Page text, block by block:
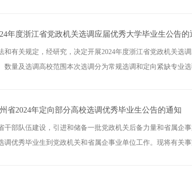
年度浙江省党政机关选调应届优秀大学毕业生公告的
和有关规定，经研究，决定开展2024年度浙江省党政机关选
数量及选调高校范围本次选调分为常规选调和定向紧缺专业
省2024年定向部分高校选调优秀毕业生公告的通知
干部队伍建设，引进和储备一批党政机关后备力量和省属企
调优秀毕业生到党政机关和省属企事业单位工作。现将有关